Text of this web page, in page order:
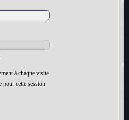
à chaque visite
pour cette session